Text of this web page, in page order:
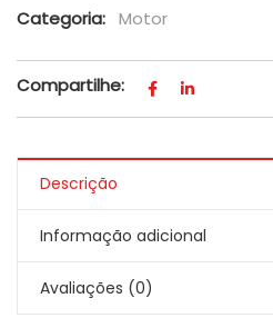
Categoria: Motor
Compartilhe:
Descrição
Informação adicional
Avaliações (0)